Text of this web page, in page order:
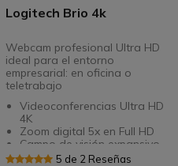
Logitech Brio 4k
Webcam profesional Ultra HD
ideal para el entorno
empresarial: en oficina o
teletrabajo
Videoconferencias Ultra HD
4K
Zoom digital 5x en Full HD
Campo de visión expansivo
Enfoque automático
5 de 2 Reseñas